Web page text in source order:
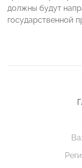
должны будут
государственной